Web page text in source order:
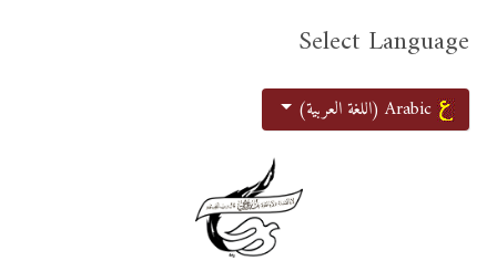
Select Language
اختر لغتك
Arabic (اللغة العربية)